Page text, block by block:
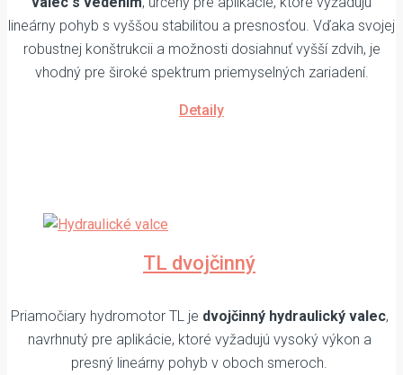
lineárny pohyb s vyššou stabilitou a presnosťou. Vďaka svojej
robustnej konštrukcii a možnosti dosiahnuť vyšší zdvih, je
vhodný pre široké spektrum priemyselných zariadení.
Detaily
TL dvojčinný
Priamočiary hydromotor TL je dvojčinný hydraulický valec,
navrhnutý pre aplikácie, ktoré vyžadujú vysoký výkon a
presný lineárny pohyb v oboch smeroch.